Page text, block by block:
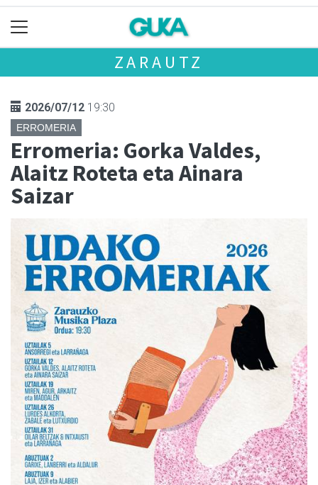
ZARAUTZ
2026/07/12 19:30
ERROMERIA
Erromeria: Gorka Valdes,
Alaitz Roteta eta Ainara
Saizar